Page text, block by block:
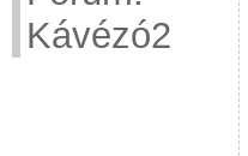
Kávézó2